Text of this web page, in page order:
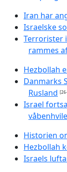
Iran har
Israelske
Terrorister
rammes
Hezbollah
Danmarks
Rusland
Israel
Historien
Hezbollah
Israels